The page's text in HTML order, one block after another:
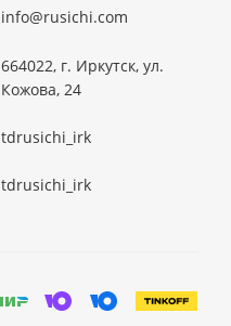
info@rusichi.com
664022, г. Иркутск, ул.
Кожова, 24
tdrusichi_irk
tdrusichi_irk